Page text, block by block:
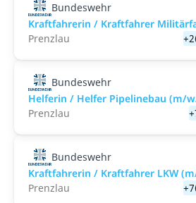
Bundeswehr
Kraftfahrerin / Kraftfahrer
Prenzlau
Bundeswehr
Helferin / Helfer Pipelinebau (m/
Prenzlau
Bundeswehr
Kraftfahrerin / Kraftfahrer LKW
Prenzlau